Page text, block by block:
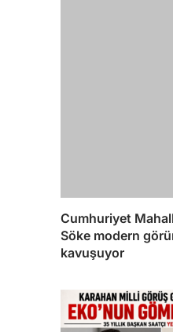
Cumhuriyet
Söke modern
kavuşuyor